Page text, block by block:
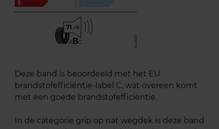
71
ABC
Deze band is beoordeeld met het EU
brandstofefficiëntie-label C, wat overeen komt
met een goede brandstofefficiëntie.
In de categorie grip op nat wegdek is deze band